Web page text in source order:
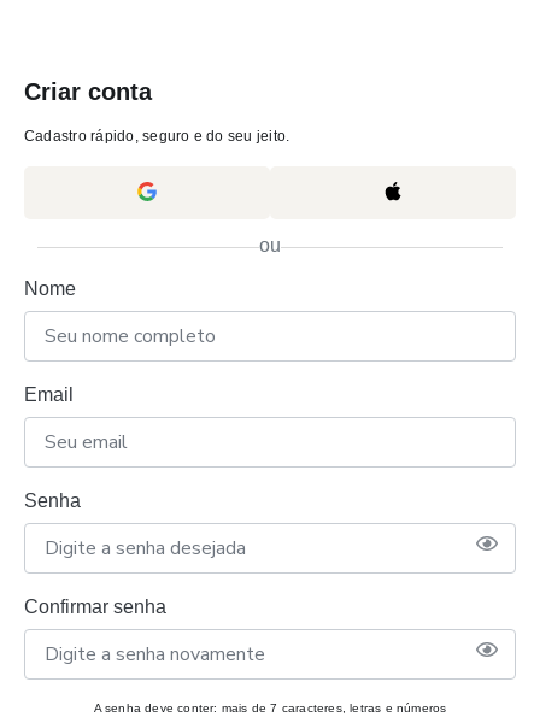
Criar conta
Cadastro rápido, seguro e do seu jeito.
ou
Nome
Email
Senha
Confirmar senha
A senha deve conter: mais de 7 caracteres, letras e números